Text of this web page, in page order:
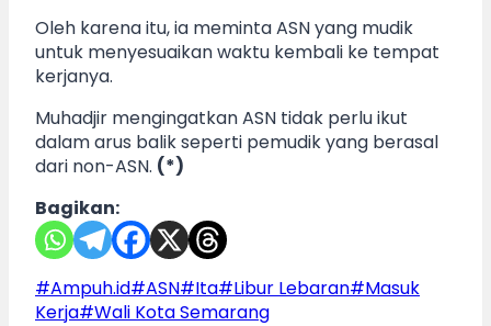
Oleh karena itu, ia meminta ASN yang mudik
untuk menyesuaikan waktu kembali ke tempat
kerjanya.
Muhadjir mengingatkan ASN tidak perlu ikut
dalam arus balik seperti pemudik yang berasal
dari non-ASN. (*)
Bagikan:
Post
Tags:
#Ampuh.id#ASN#Ita#Libur Lebaran#Masuk
Kerja#Wali Kota Semarang